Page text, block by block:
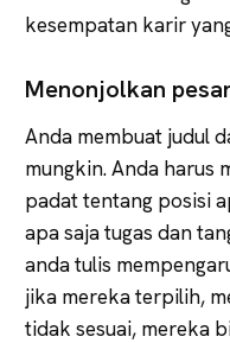
kesempatan karir
Menonjolkan
Anda membuat judul
mungkin. Anda harus
padat tentang posisi
apa saja tugas dan
anda tulis
jika mereka terpilih,
tidak sesuai, mereka